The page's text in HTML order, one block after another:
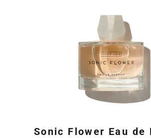
Sonic Flower Eau de